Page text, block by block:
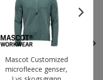
Mascot Customized
microfleece genser,